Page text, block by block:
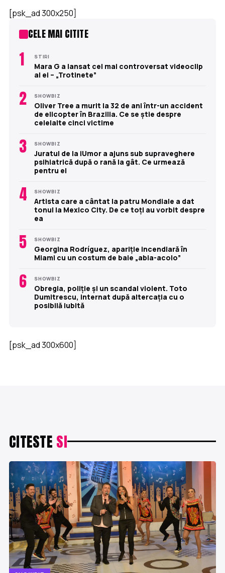
[psk_ad 300x250]
CELE MAI CITITE
1 STIRI
Mara G a lansat cel mai controversat videoclip
al ei – „Trotinete”
2 SHOWBIZ
Oliver Tree a murit la 32 de ani într-un accident
de elicopter în Brazilia. Ce se știe despre
celelalte cinci victime
3 SHOWBIZ
Juratul de la iUmor a ajuns sub supraveghere
psihiatrică după o rană la gât. Ce urmează
pentru el
4 SHOWBIZ
Artista care a cântat la patru Mondiale a dat
tonul la Mexico City. De ce toți au vorbit despre
ea
5 SHOWBIZ
Georgina Rodríguez, apariție incendiară în
Miami cu un costum de baie „abia-acolo”
6 SHOWBIZ
Obregia, poliție și un scandal violent. Toto
Dumitrescu, internat după altercația cu o
posibilă iubită
[psk_ad 300x600]
CITESTE SI